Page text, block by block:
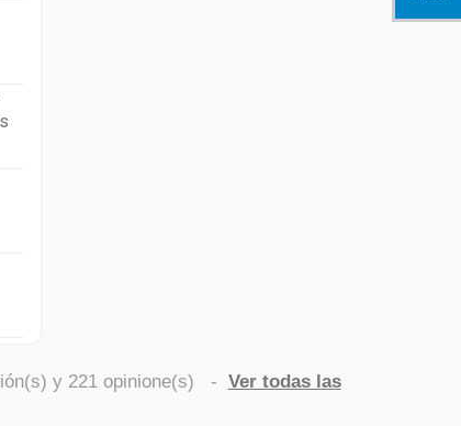
y 221 opinione(s) - Ver todas las